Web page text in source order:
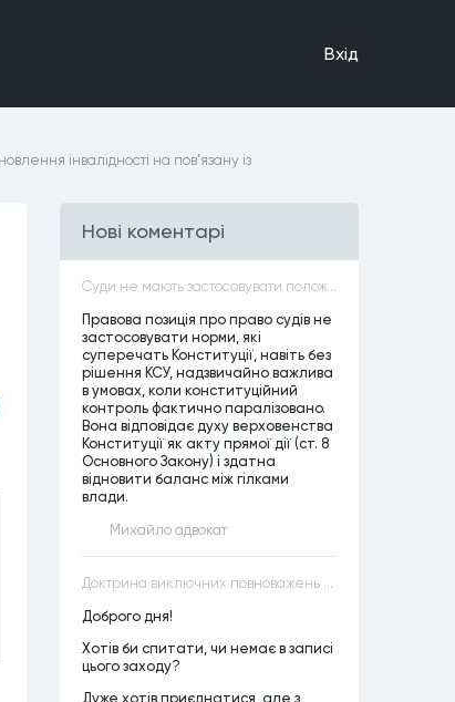
Вхiд
інвалідності на пов’язану із
Нові коментарі
Суди не мають застосовувати положення законів, які не відповідають Конституції, незалежно від того, чи визнавалися вони Конституційним Судом України неконституційними, тобто закони, що суперечать Конституції України не можуть застосовуватися навіть у випадках, коли вони є чинними
Правова позиція про право судів не
застосовувати норми, які
суперечать Конституції, навіть без
рішення КСУ, надзвичайно важлива
в умовах, коли конституційний
контроль фактично паралізовано.
Вона відповідає духу верховенства
Конституції як акту прямої дії (ст. 8
Основного Закону) і здатна
відновити баланс між гілками
влади.
Михайло адвокат
Доктрина виключних повноважень VS Доктрина прихованих повноважень
Доброго дня!
Хотів би спитати, чи немає в записі
цього заходу?
Дуже хотів приєднатися, але з